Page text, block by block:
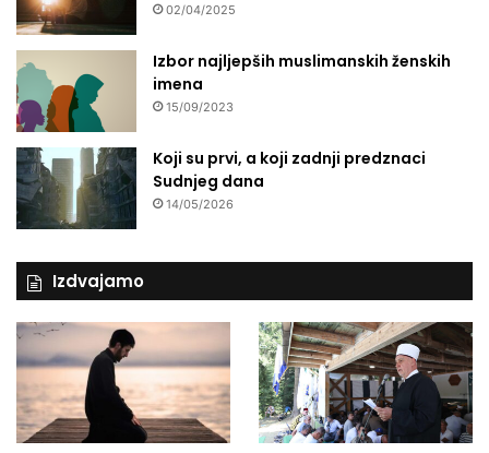
02/04/2025
Izbor najljepših muslimanskih ženskih
imena
15/09/2023
Koji su prvi, a koji zadnji predznaci
Sudnjeg dana
14/05/2026
Izdvajamo